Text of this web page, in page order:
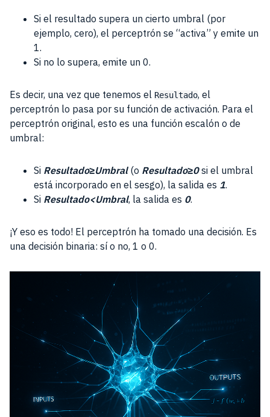
Si el resultado supera un cierto umbral (por
ejemplo, cero), el perceptrón se “activa” y emite un
1.
Si no lo supera, emite un 0.
Es decir, una vez que tenemos el Resultado, el
perceptrón lo pasa por su función de activación. Para el
perceptrón original, esto es una función escalón o de
umbral:
Si Resultado≥Umbral(o Resultado≥0si el umbral
está incorporado en el sesgo), la salida es 1.
Si Resultado<Umbral, la salida es 0.
¡Y eso es todo! El perceptrón ha tomado una decisión. Es
una decisión binaria: sí o no, 1 o 0.